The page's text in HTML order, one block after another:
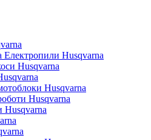
Електропили Husqvarna
Husqvarna
Husqvarna
Husqvarna
Husqvarna